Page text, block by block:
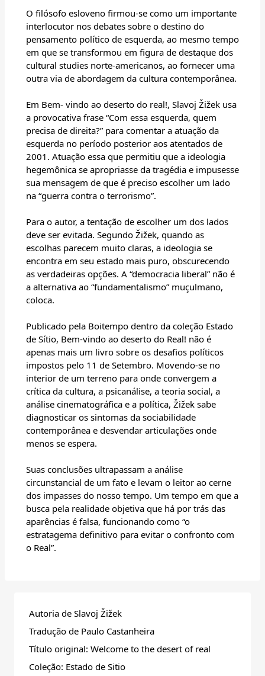
O filósofo esloveno firmou-se como um importante
interlocutor nos debates sobre o destino do
pensamento político de esquerda, ao mesmo tempo
em que se transformou em figura de destaque dos
cultural studies norte-americanos, ao fornecer uma
outra via de abordagem da cultura contemporânea.
Em Bem- vindo ao deserto do real!, Slavoj Žižek usa
a provocativa frase “Com essa esquerda, quem
precisa de direita?” para comentar a atuação da
esquerda no período posterior aos atentados de
2001. Atuação essa que permitiu que a ideologia
hegemônica se apropriasse da tragédia e impusesse
sua mensagem de que é preciso escolher um lado
na “guerra contra o terrorismo”.
Para o autor, a tentação de escolher um dos lados
deve ser evitada. Segundo Žižek, quando as
escolhas parecem muito claras, a ideologia se
encontra em seu estado mais puro, obscurecendo
as verdadeiras opções. A “democracia liberal” não é
a alternativa ao “fundamentalismo” muçulmano,
coloca.
Publicado pela Boitempo dentro da coleção Estado
de Sítio, Bem-vindo ao deserto do Real! não é
apenas mais um livro sobre os desafios políticos
impostos pelo 11 de Setembro. Movendo-se no
interior de um terreno para onde convergem a
crítica da cultura, a psicanálise, a teoria social, a
análise cinematográfica e a política, Žižek sabe
diagnosticar os sintomas da sociabilidade
contemporânea e desvendar articulações onde
menos se espera.
Suas conclusões ultrapassam a análise
circunstancial de um fato e levam o leitor ao cerne
dos impasses do nosso tempo. Um tempo em que a
busca pela realidade objetiva que há por trás das
aparências é falsa, funcionando como “o
estratagema definitivo para evitar o confronto com
o Real”.
Autoria de Slavoj Žižek
Tradução de Paulo Castanheira
Título original: Welcome to the desert of real
Coleção: Estado de Sitio